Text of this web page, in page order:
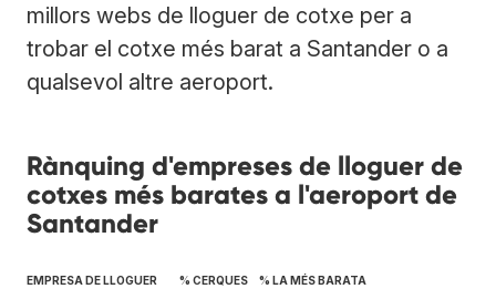
millors webs de lloguer de cotxe per a
trobar el cotxe més barat a Santander o a
qualsevol altre aeroport.
Rànquing d'empreses de lloguer de
cotxes més barates a l'aeroport de
Santander
EMPRESA DE LLOGUER % CERQUES % LA MÉS BARATA